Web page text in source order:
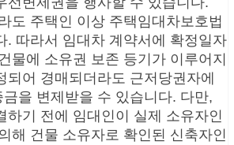
도 주택인 이상 주택임대차보호법
. 따라서 임대차 계약서에 확정일자
물에 소유권 보존 등기가 이루어지
되어 경매되더라도 근저당권자에
을 변제받을 수 있습니다. 다만,
하기 전에 임대인이 실제 소유자인
해 건물 소유자로 확인된 신축자인